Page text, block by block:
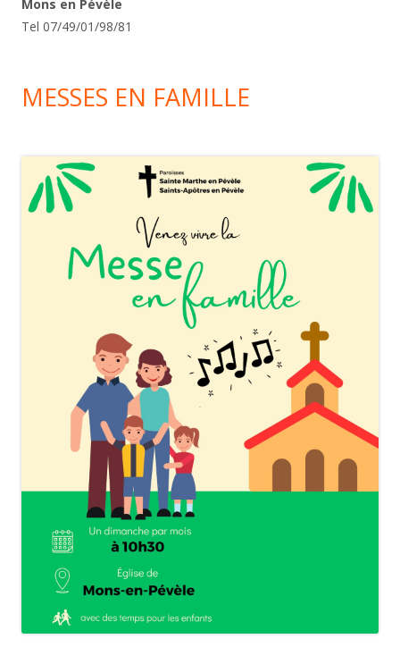
Mons en Pévèle
Tel 07/49/01/98/81
MESSES EN FAMILLE